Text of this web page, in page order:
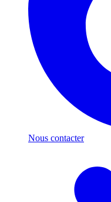
Nous contacter